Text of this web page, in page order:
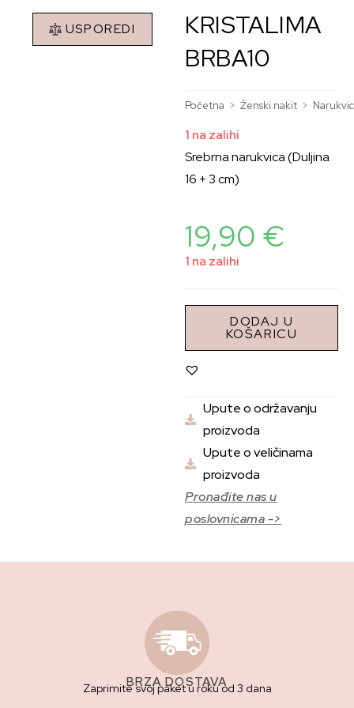
USPOREDI
KRISTALIMA
BRBA10
Početna > Ženski nakit >
1 na zalihi
Srebrna narukvica (Duljina
16 + 3 cm)
19,90 €
1 na zalihi
DODAJ U
KOŠARICU
Upute o održavanju
proizvoda
Upute o veličinama
proizvoda
Pronađite nas u
poslovnicama ->
BRZA DOSTAVA
Zaprimite svoj paket u roku od 3 dana